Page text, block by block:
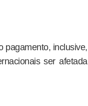
pagamento, inclusive,
ser afetada